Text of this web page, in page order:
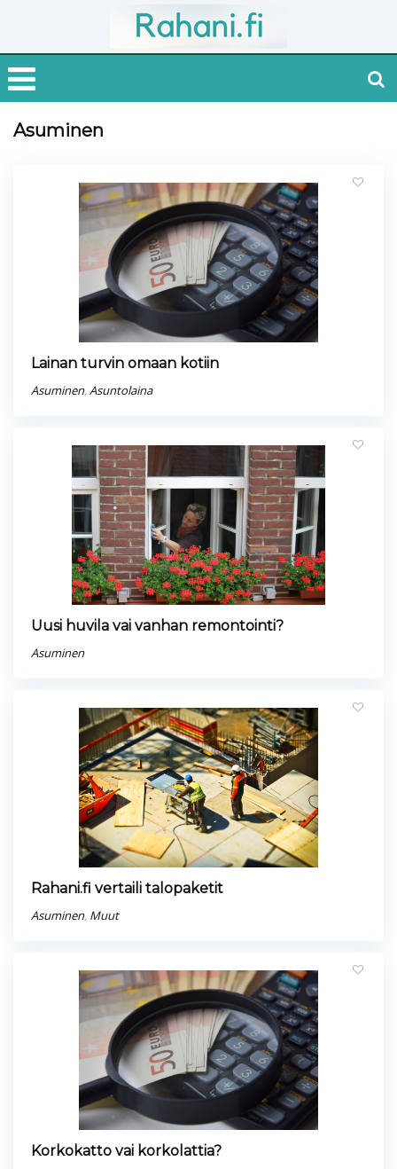
Asuminen
Lainan turvin omaan kotiin
Asuminen,Asuntolaina
Uusi huvila vai vanhan remontointi?
Asuminen
Rahani.fi vertaili talopaketit
Asuminen, Muut
Korkokatto vai korkolattia?